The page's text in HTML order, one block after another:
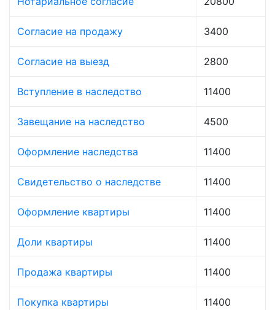
Согласие на продажу 3400
Согласие на выезд 2800
Вступление в наследство 11400
Завещание на наследство 4500
Оформление наследства 11400
Свидетельство о наследстве 11400
Оформление квартиры 11400
Доли квартиры 11400
Продажа квартиры 11400
Покупка квартиры 11400